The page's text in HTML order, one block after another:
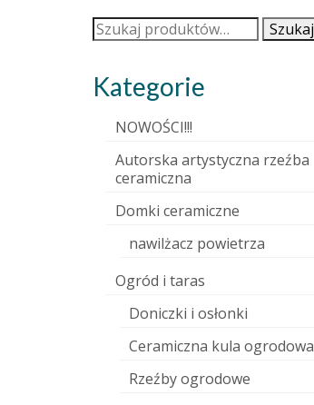
Szukaj: Szukaj
Kategorie
NOWOŚCI!!!
Autorska artystyczna rzeźba
ceramiczna
Domki ceramiczne
nawilżacz powietrza
Ogród i taras
Doniczki i osłonki
Ceramiczna kula ogrodowa
Rzeźby ogrodowe